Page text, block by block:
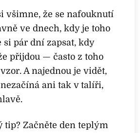
všimne, že se nafouknutí
ve dnech, kdy je toho
si pár dní zapsat, kdy
přijdou — často z toho
A najednou je vidět,
ani tak v talíři,
tip? Začněte den teplým